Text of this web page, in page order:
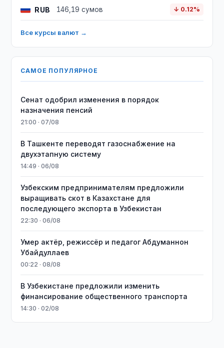
RUB 146,19 сумов ↓ 0.12%
Все курсы валют →
САМОЕ ПОПУЛЯРНОЕ
Сенат одобрил изменения в порядок
назначения пенсий
21:00 · 07/08
В Ташкенте переводят газоснабжение на
двухэтапную систему
14:49 · 06/08
Узбекским предпринимателям предложили
выращивать скот в Казахстане для
последующего экспорта в Узбекистан
22:30 · 06/08
Умер актёр, режиссёр и педагог Абдуманнон
Убайдуллаев
00:22 · 08/08
В Узбекистане предложили изменить
финансирование общественного транспорта
14:30 · 02/08